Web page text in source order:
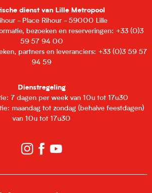
dienst van Lille Metropool
- Place Rihour - 59000 Lille
bezoeken en reserveringen: +33 (0)3
59 57 94 00
partners en leveranciers: +33 (0)3 59 57
94 59
Dienstregeling
7 dagen per week van 10u tot 17u30
maandag tot zondag (behalve feestdagen)
van 10u tot 17u30